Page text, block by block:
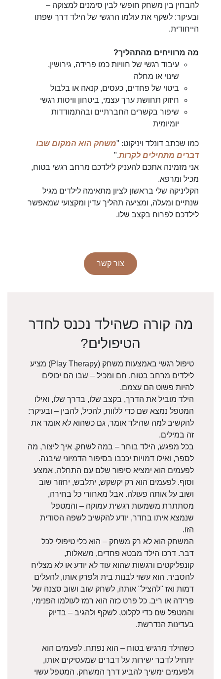
להבחין בין משחק חופשי לבין סימנים למצוקה –
ובעיקר: לשקף את עולמו הרגשי של הילד דרך שפתו
הייחודית.
מה מרוויחים מהתהליך?
עיבוד רגשי של חוויות כמו פרידה, גירושין,
שינוי או מחלה
ביטוי של פחדים, כעסים, קנאה או בלבול
חיזוק תחושת ערך עצמי, ביטחון וויסות רגשי
שיפור בקשרים החברתיים ובהתמודדות
יומיומית
כמו שכתב דונלד ויניקוט: "משחק הוא המקום שבו
דברים מתחילים לקרות."
אני מזמינה אתכם להעניק לילדכם מרחב רגשי בטוח,
מכיל ומרפא.
הקליניקה שלי בראשון לציון מתאימה לילדים מגיל
שנתיים ומעלה, ומציעה תהליך עדין ומקצועי שמאפשר
לילדכם לפרוח בקצב שלו.
צור קשר
מה קורה כשהילד נכנס לחדר
הטיפולים?
טיפול רגשי באמצעות משחק (Play Therapy) מציע
לילדים מרחב בטוח, חם ומכיל – שבו הם יכולים
להיות פשוט הם עצמם.
הילד מוביל את הדרך, בקצב שלו, בדרך שלו, ואילו
המטפל נמצא שם כדי ללוות, להכיל, להבין – ובעיקר:
להקשיב למה שהילד אומר, גם כשהוא לא אומר את
זה במילים.
בכל מפגש, הילד בוחר – במה לשחק, איך ליצור, מה
לספר, ואילו דמויות יככבו בסיפור הדמיוני שיבנה.
לפעמים הוא ימציא סיפור שלם עם התחלה, אמצע
וסוף. לפעמים הוא רק יקשקש, יתלבש, יחזור שוב
ושוב על אותה פעולה. אבל מאחורי כל בחירה,
מסתתרת משמעות רגשית עמוקה – והמטפל
שנמצא איתו בחדר, יודע להקשיב לשפה הסודית
הזו.
המשחק הוא לא רק משחק – הוא כלי טיפולי לכל
דבר. דרכו הילד מבטא פחדים, משאלות,
קונפליקטים ורגשות שהוא עוד לא יודע או לא מצליח
להסביר. הוא עשוי לבנות בית ולפרק אותו, להעלים
דמות ואז "להציל" אותה, לשחק שוב ושוב סצנה של
פרידה או ריב. כל פרט כזה הוא רמז לעולמו הפנימי,
והמטפל שם כדי לקלוט, לשקף ולהגיב – בדיוק
בעדינות הנדרשת.
כשהילד מרגיש בטוח – הוא נפתח. לפעמים הוא
יתחיל לדבר ישירות על דברים שמעסיקים אותו,
ולפעמים ימשיך להביע דרך המשחק. המטפל עשוי